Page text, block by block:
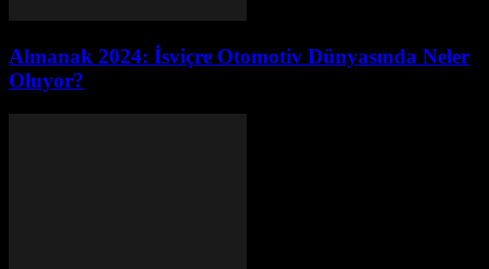
Almanak 2024: İsviçre Otomotiv Dünyasında Neler
Oluyor?